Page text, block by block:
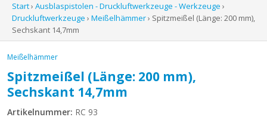
Start› Ausblaspistolen - Druckluftwerkzeuge - Werkzeuge ›
Druckluftwerkzeuge › Meißelhämmer› Spitzmeißel (Länge: 200 mm),
Sechskant 14,7mm
Meißelhämmer
Spitzmeißel (Länge: 200 mm),
Sechskant 14,7mm
Artikelnummer: RC 93